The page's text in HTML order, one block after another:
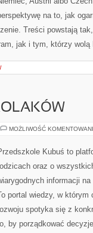
na to, jak
Treści powstają
jak i tym, którzy
MOŻLIWOŚĆ
Kubuś to
oraz o
informacji
portal wiedzy, w którym
spotyka się z
by porządkować